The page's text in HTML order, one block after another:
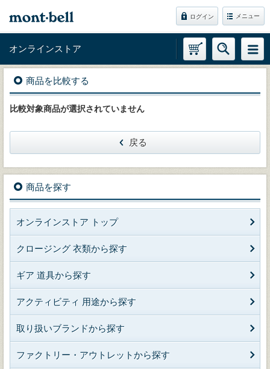
ログイン メニュー
オンラインストア
商品を比較する
比較対象商品が選択されていません
戻る
商品を探す
オンラインストア トップ
クロージング 衣類から探す
ギア 道具から探す
アクティビティ 用途から探す
取り扱いブランドから探す
ファクトリー・アウトレットから探す